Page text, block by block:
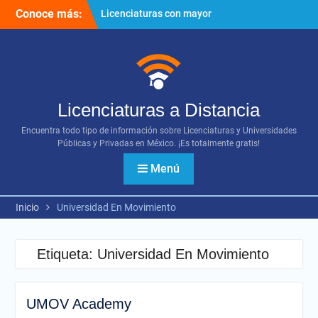
Conoce más:
Licenciaturas con mayor
proyección
¿Cómo utilizar los diversos
recursos digitales?
Licenciaturas a Distancia
Encuentra todo tipo de información sobre Licenciaturas y Universidades
Públicas y Privadas en México. ¡Es totalmente gratis!
Menú
Inicio Universidad En Movimiento
Etiqueta: Universidad En Movimiento
UMOV Academy